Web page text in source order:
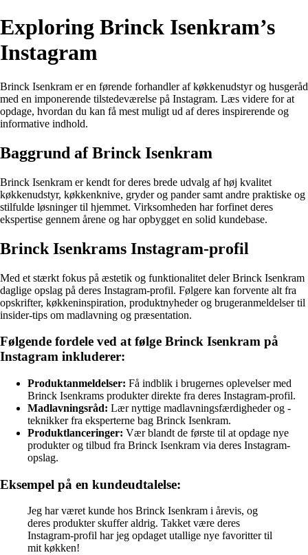
Exploring Brinck Isenkram’s
Instagram
Brinck Isenkram er en førende forhandler af køkkenudstyr og husgeråd
med en imponerende tilstedeværelse på Instagram. Læs videre for at
opdage, hvordan du kan få mest muligt ud af deres inspirerende og
informative indhold.
Baggrund af Brinck Isenkram
Brinck Isenkram er kendt for deres brede udvalg af høj kvalitet
køkkenudstyr, køkkenknive, gryder og pander samt andre praktiske og
stilfulde løsninger til hjemmet. Virksomheden har forfinet deres
ekspertise gennem årene og har opbygget en solid kundebase.
Brinck Isenkrams Instagram-profil
Med et stærkt fokus på æstetik og funktionalitet deler Brinck Isenkram
daglige opslag på deres Instagram-profil. Følgere kan forvente alt fra
opskrifter, køkkeninspiration, produktnyheder og brugeranmeldelser til
insider-tips om madlavning og præsentation.
Følgende fordele ved at følge Brinck Isenkram på
Instagram inkluderer:
Produktanmeldelser: Få indblik i brugernes oplevelser med
Brinck Isenkrams produkter direkte fra deres Instagram-profil.
Madlavningsråd: Lær nyttige madlavningsfærdigheder og -
teknikker fra eksperterne bag Brinck Isenkram.
Produktlanceringer: Vær blandt de første til at opdage nye
produkter og tilbud fra Brinck Isenkram via deres Instagram-
opslag.
Eksempel på en kundeudtalelse:
Jeg har været kunde hos Brinck Isenkram i årevis, og
deres produkter skuffer aldrig. Takket være deres
Instagram-profil har jeg opdaget utallige nye favoritter til
mit køkken!